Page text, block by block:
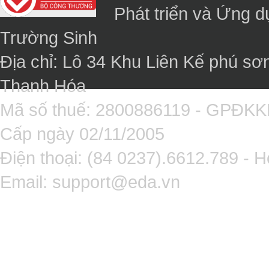
Phát triển và Ứng
Trường Sinh
Địa chỉ: Lô 34 Khu Liên Kế phú
Thanh Hóa
Mã số thuế: 2800886119 -
Cấp ngày 02/11/2005
Điện thoại: (84 0237).6612.789 -
Email: support@eda.vn